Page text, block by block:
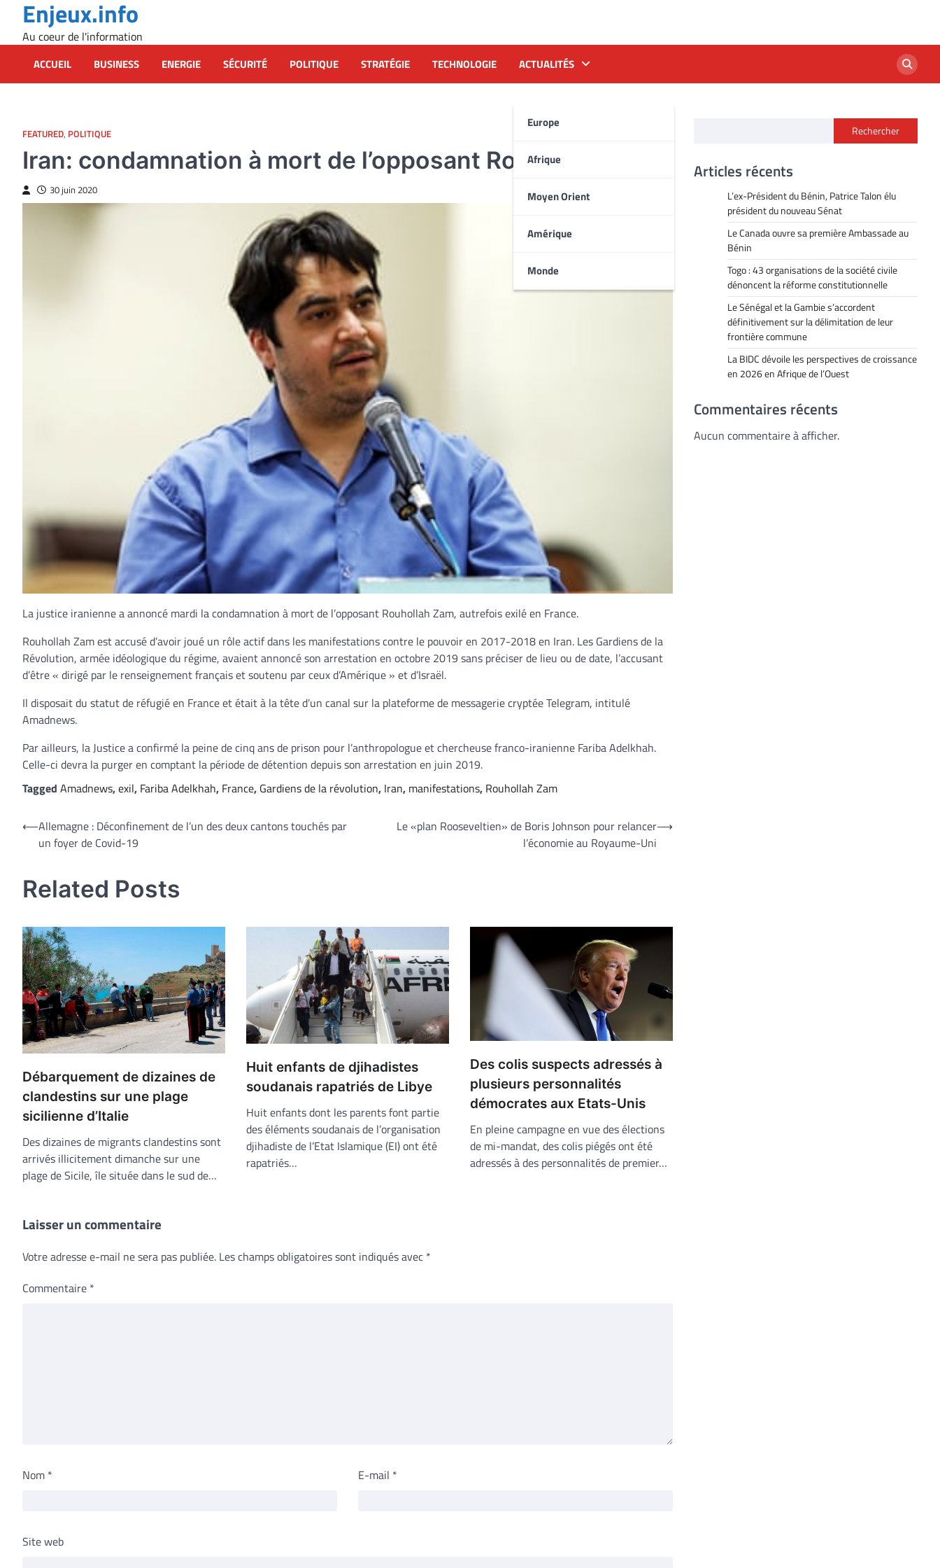
content
Enjeux.info
Au coeur de l'information
ACCUEIL BUSINESS ENERGIE SÉCURITÉ POLITIQUE STRATÉGIE TECHNOLOGIE ACTUALITÉS
Europe
Afrique
Moyen Orient
Amérique
Monde
FEATURED, POLITIQUE
Iran: condamnation à mort de l’opposant Rouhollah Zam
30 juin 2020
La justice iranienne a annoncé mardi la condamnation à mort de l’opposant Rouhollah Zam, autrefois exilé en France.
Rouhollah Zam est accusé d’avoir joué un rôle actif dans les manifestations contre le pouvoir en 2017-2018 en Iran. Les Gardiens de la
Révolution, armée idéologique du régime, avaient annoncé son arrestation en octobre 2019 sans préciser de lieu ou de date, l’accusant
d’être « dirigé par le renseignement français et soutenu par ceux d’Amérique » et d’Israël.
Il disposait du statut de réfugié en France et était à la tête d’un canal sur la plateforme de messagerie cryptée Telegram, intitulé
Amadnews.
Par ailleurs, la Justice a confirmé la peine de cinq ans de prison pour l’anthropologue et chercheuse franco-iranienne Fariba Adelkhah.
Celle-ci devra la purger en comptant la période de détention depuis son arrestation en juin 2019.
Tagged Amadnews,exil, Fariba Adelkhah, France, Gardiens de la révolution, Iran, manifestations, Rouhollah Zam
Navigation
⟵Allemagne : Déconfinement de l’un des deux cantons touchés par
un foyer de Covid-19
Le «plan Rooseveltien» de Boris Johnson pour relancer
l’économie au Royaume-Uni
⟶
Related Posts
Débarquement de dizaines de
clandestins sur une plage
sicilienne d’Italie
Des dizaines de migrants clandestins sont
arrivés illicitement dimanche sur une
plage de Sicile, île située dans le sud de…
Huit enfants de djihadistes
soudanais rapatriés de Libye
Huit enfants dont les parents font partie
des éléments soudanais de l’organisation
djihadiste de l’Etat Islamique (EI) ont été
rapatriés…
Des colis suspects adressés à
plusieurs personnalités
démocrates aux Etats-Unis
En pleine campagne en vue des élections
de mi-mandat, des colis piégés ont été
adressés à des personnalités de premier…
Laisser un commentaire
Votre adresse e-mail ne sera pas publiée. Les champs obligatoires sont indiqués avec *
Commentaire *
Nom * E-mail *
Site web
Rechercher
Articles récents
L’ex-Président du Bénin, Patrice Talon élu
président du nouveau Sénat
Le Canada ouvre sa première Ambassade au
Bénin
Togo : 43 organisations de la société civile
dénoncent la réforme constitutionnelle
Le Sénégal et la Gambie s’accordent
définitivement sur la délimitation de leur
frontière commune
La BIDC dévoile les perspectives de croissance
en 2026 en Afrique de l’Ouest
Commentaires récents
Aucun commentaire à afficher.